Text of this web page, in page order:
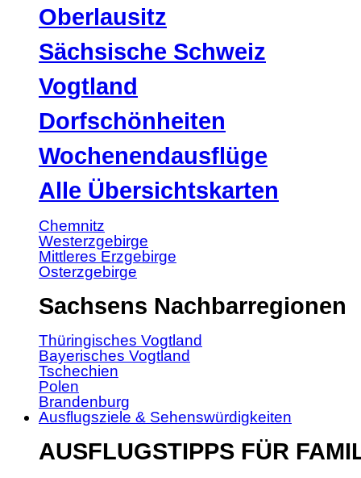
Oberlausitz
Sächsische Schweiz
Vogtland
Dorfschönheiten
Wochenendausflüge
Alle Übersichtskarten
Chemnitz
Westerzgebirge
Mittleres Erzgebirge
Osterzgebirge
Sachsens Nachbarregionen
Thüringisches Vogtland
Bayerisches Vogtland
Tschechien
Polen
Brandenburg
Ausflugsziele & Sehenswürdigkeiten
AUSFLUGSTIPPS FÜR